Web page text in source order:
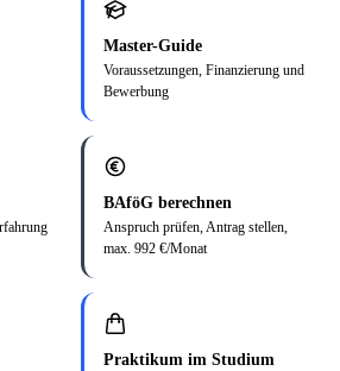
Master-Guide
Voraussetzungen, Finanzierung und
Bewerbung
BAföG berechnen
Anspruch prüfen, Antrag stellen,
max. 992 €/Monat
Praktikum im Studium